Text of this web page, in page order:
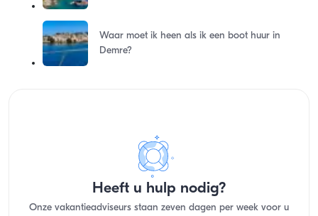
Waar moet ik heen als ik een boot huur in
Demre?
Heeft u hulp nodig?
Onze vakantieadviseurs staan zeven dagen per week voor u